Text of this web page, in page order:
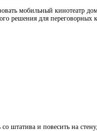
мобильный кинотеатр
решения для
штатива и повесить на